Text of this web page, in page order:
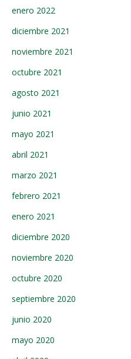
enero 2022
diciembre 2021
noviembre 2021
octubre 2021
agosto 2021
junio 2021
mayo 2021
abril 2021
marzo 2021
febrero 2021
enero 2021
diciembre 2020
noviembre 2020
octubre 2020
septiembre 2020
junio 2020
mayo 2020